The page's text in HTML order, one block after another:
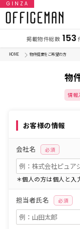
GINZA
掲載物件総数 153
HOME 物件提案をご希望の方
物
情報
お客様の情報
会社名 必須
＊個人の方は個人と入
担当者氏名 必須